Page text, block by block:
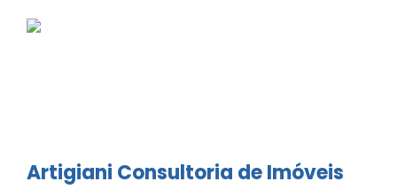
Artigiani Consultoria de Imóveis